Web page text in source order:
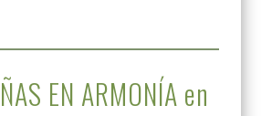
EN ARMONÍA en